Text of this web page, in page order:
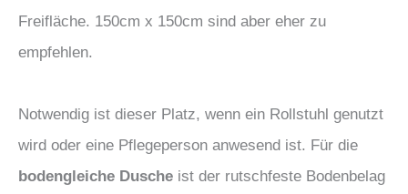
Freifläche. 150cm x 150cm sind aber eher zu
empfehlen.
Notwendig ist dieser Platz, wenn ein Rollstuhl genutzt
wird oder eine Pflegeperson anwesend ist. Für die
bodengleiche Dusche ist der rutschfeste Bodenbelag